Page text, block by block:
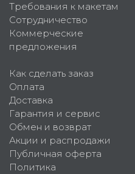
Требования к макетам
Сотрудничество
Коммерческие
предложения
Как сделать заказ
Оплата
Доставка
Гарантия и сервис
Обмен и возврат
Акции и распродажи
Публичная оферта
Политика